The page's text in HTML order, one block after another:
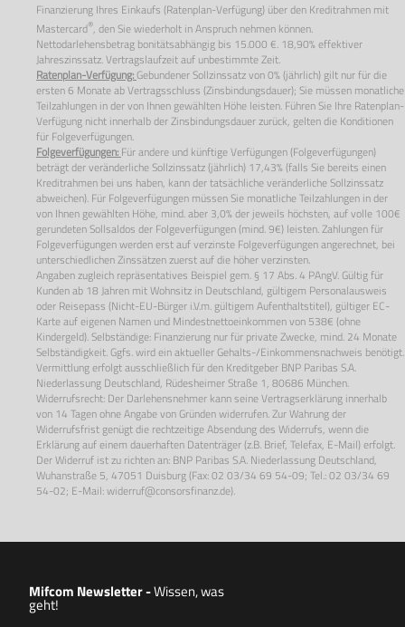
Finanzierung Ihres Einkaufs (Ratenplan-Verfügung) über den Kreditrahmen mit
Mastercard®, den Sie wiederholt in Anspruch nehmen können.
Nettodarlehensbetrag bonitätsabhängig bis 15.000 €. 18,90% effektiver
Jahreszinssatz. Vertragslaufzeit auf unbestimmte Zeit.
Ratenplan-Verfügung: Gebundener Sollzinssatz von0%(jährlich) gilt nur für die
ersten6 Monate ab Vertragsschluss (Zinsbindungsdauer); Sie müssen monatliche
Teilzahlungen in der von Ihnen gewählten Höhe leisten. Führen Sie Ihre Ratenplan-
Verfügung nicht innerhalb der Zinsbindungsdauer zurück, gelten die Konditionen
für Folgeverfügungen.
Folgeverfügungen: Für andere und künftige Verfügungen (Folgeverfügungen)
beträgt der veränderliche Sollzinssatz (jährlich) 17,43% (falls Sie bereits einen
Kreditrahmen bei uns haben, kann der tatsächliche veränderliche Sollzinssatz
abweichen). Für Folgeverfügungen müssen Sie monatliche Teilzahlungen in der
von Ihnen gewählten Höhe, mind. aber 3,0% der jeweils höchsten, auf volle 100€
gerundeten Sollsaldos der Folgeverfügungen (mind. 9€) leisten. Zahlungen für
Folgeverfügungen werden erst auf verzinste Folgeverfügungen angerechnet, bei
unterschiedlichen Zinssätzen zuerst auf die höher verzinsten.
Angaben zugleich repräsentatives Beispiel gem. § 17 Abs. 4 PAngV. Gültig für
Kunden ab 18 Jahren mit Wohnsitz in Deutschland, gültigem Personalausweis
oder Reisepass (Nicht-EU-Bürger i.V.m. gültigem Aufenthaltstitel), gültiger EC-
Karte auf eigenen Namen und Mindestnettoeinkommen von 538€ (ohne
Kindergeld). Selbständige: Finanzierung nur für private Zwecke, mind. 24 Monate
Selbständigkeit. Ggfs. wird ein aktueller Gehalts-/Einkommensnachweis benötigt.
Vermittlung erfolgt ausschließlich für den Kreditgeber BNP Paribas S.A.
Niederlassung Deutschland, Rüdesheimer Straße 1, 80686 München.
Widerrufsrecht: Der Darlehensnehmer kann seine Vertragserklärung innerhalb
von 14 Tagen ohne Angabe von Gründen widerrufen. Zur Wahrung der
Widerrufsfrist genügt die rechtzeitige Absendung des Widerrufs, wenn die
Erklärung auf einem dauerhaften Datenträger (z.B. Brief, Telefax, E-Mail) erfolgt.
Der Widerruf ist zu richten an: BNP Paribas S.A. Niederlassung Deutschland,
Wuhanstraße 5, 47051 Duisburg (Fax: 02 03/34 69 54-09; Tel.: 02 03/34 69
54-02; E-Mail:widerruf@consorsfinanz.de).
Mifcom Newsletter-Wissen, was
geht!